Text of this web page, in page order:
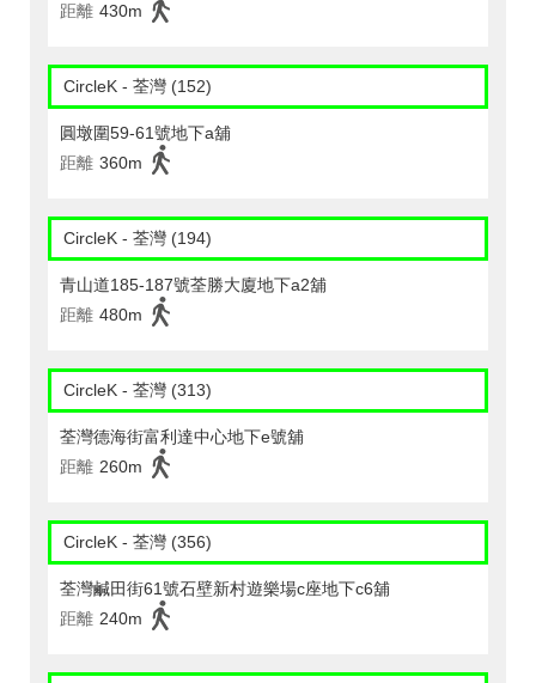
距離 430m
CircleK - 荃灣 (152)
圓墩圍59-61號地下a舖
距離 360m
CircleK - 荃灣 (194)
青山道185-187號荃勝大廈地下a2舖
距離 480m
CircleK - 荃灣 (313)
荃灣德海街富利達中心地下e號舖
距離 260m
CircleK - 荃灣 (356)
荃灣鹹田街61號石壁新村遊樂場c座地下c6舖
距離 240m